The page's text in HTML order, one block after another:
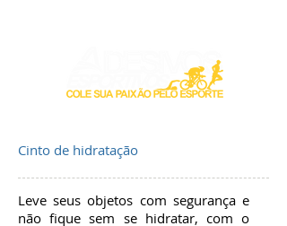
Cinto de hidratação
Leve seus objetos com segurança e
não fique sem se hidratar, com o